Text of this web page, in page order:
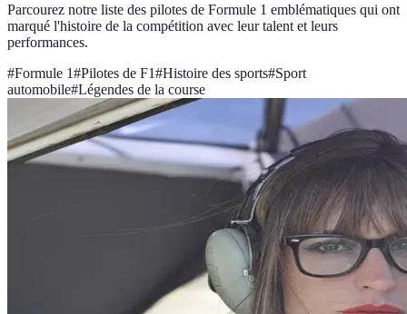
Parcourez notre liste des pilotes de Formule 1 emblématiques qui ont
marqué l'histoire de la compétition avec leur talent et leurs
performances.
#Formule 1#Pilotes de F1#Histoire des sports#Sport
automobile#Légendes de la course